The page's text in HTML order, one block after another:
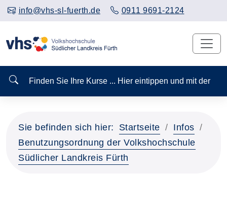
info@vhs-sl-fuerth.de 0911 9691-2124
Finden Sie Ihre Kurse ... Hier eintippen und mit
Sie befinden sich hier: Startseite
Infos
Benutzungsordnung der Volkshochschule
Südlicher Landkreis Fürth